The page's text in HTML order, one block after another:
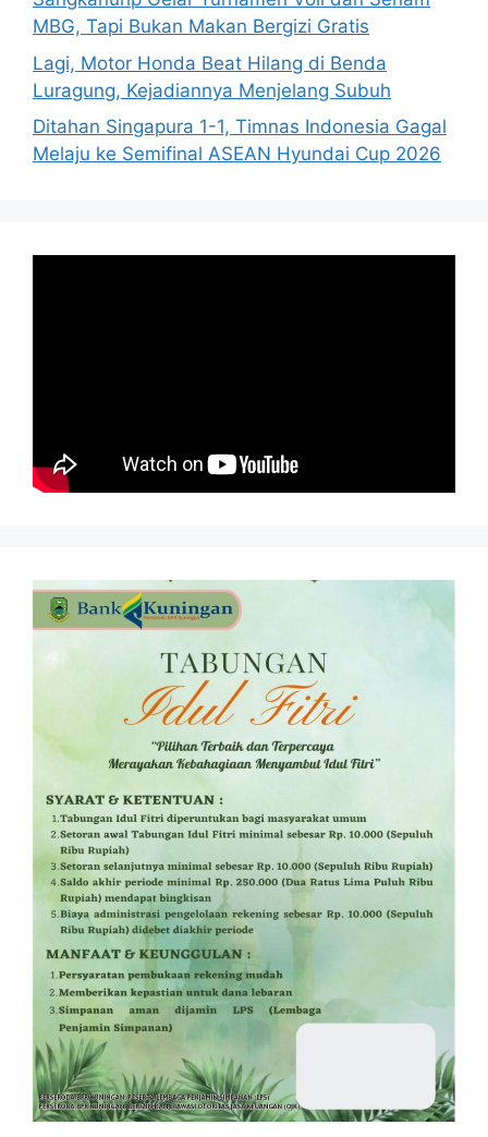
MBG, Tapi Bukan Makan Bergizi Gratis
Lagi, Motor Honda Beat Hilang di Benda
Luragung, Kejadiannya Menjelang Subuh
Ditahan Singapura 1-1, Timnas Indonesia Gagal
Melaju ke Semifinal ASEAN Hyundai Cup 2026